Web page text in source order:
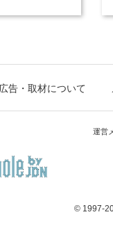
広告・取材について
運営
© 1997-